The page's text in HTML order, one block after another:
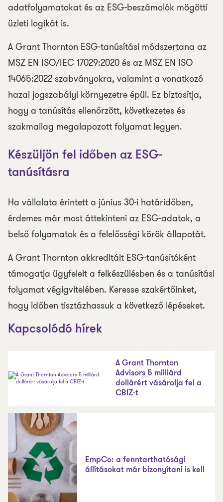
adatfolyamatokat és az ESG-beszámolók mögötti
üzleti logikát is.
A Grant Thornton ESG-tanúsítási módszertana az
MSZ EN ISO/IEC 17029:2020 és az MSZ EN ISO
14065:2022 szabványokra, valamint a vonatkozó
hazai jogszabályi környezetre épül. Ez biztosítja,
hogy a tanúsítás ellenőrzött, következetes és
szakmailag megalapozott folyamat legyen.
Készüljön fel időben az ESG-
tanúsításra
Ha vállalata érintett a június 30-i határidőben,
érdemes már most áttekinteni az ESG-adatok, a
belső folyamatok és a felelősségi körök állapotát.
A Grant Thornton akkreditált ESG-tanúsítóként
támogatja ügyfeleit a felkészülésben és a tanúsítási
folyamat végigvitelében. Keresse szakértőinket,
hogy időben tisztázhassuk a következő lépéseket.
Kapcsolódó hírek
A Grant Thornton
Advisors 5 milliárd
dollárért vásárolja fel a
CBIZ-t
EmpCo: a fenntarthatósági
állításokat már bizonyítani is kell